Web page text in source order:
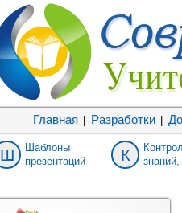
Главная Разработки
Ш
Шаблоны
презентаций
К